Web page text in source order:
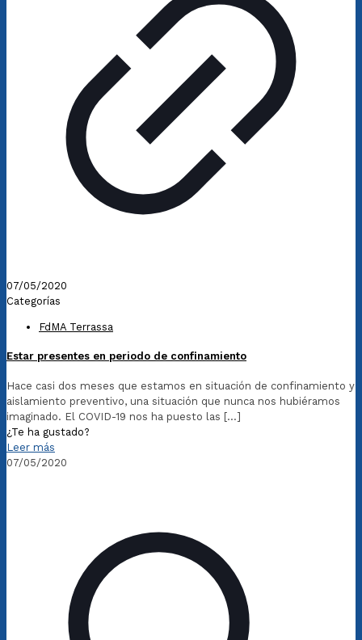
07/05/2020
Categorías
FdMA Terrassa
Estar presentes en periodo de confinamiento
Hace casi dos meses que estamos en situación de confinamiento y
aislamiento preventivo, una situación que nunca nos hubiéramos
imaginado. El COVID-19 nos ha puesto las […]
¿Te ha gustado?
Leer más
07/05/2020